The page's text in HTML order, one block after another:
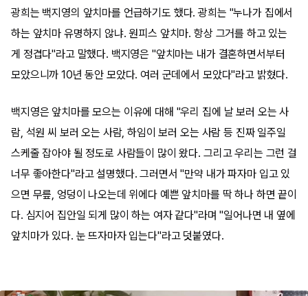
광희는 백지영의 앞치마를 언급하기도 했다. 광희는 "누나가 집에서
하는 앞치마 유명하지 않냐. 원피스 앞치마. 항상 그거를 하고 있는
게 정겹다"라고 말했다. 백지영은 "앞치마는 내가 결혼하면서부터
모았으니까 10년 동안 모았다. 여러 군데에서 모았다"라고 밝혔다.
백지영은 앞치마를 모으는 이유에 대해 "우리 집에 날 보러 오는 사
람, 석원 씨 보러 오는 사람, 하임이 보러 오는 사람 등 진짜 일주일
스케줄 잡아야 될 정도로 사람들이 많이 왔다. 그리고 우리는 그런 걸
너무 좋아한다"라고 설명했다. 그러면서 "만약 내가 파자마 입고 있
으면 무릎, 엉덩이 나오는데 위에다 예쁜 앞치마를 딱 하나 하면 끝이
다. 심지어 집안일 되게 많이 하는 여자 같다"라며 "일어나면 내 옆에
앞치마가 있다. 눈 뜨자마자 입는다"라고 덧붙였다.